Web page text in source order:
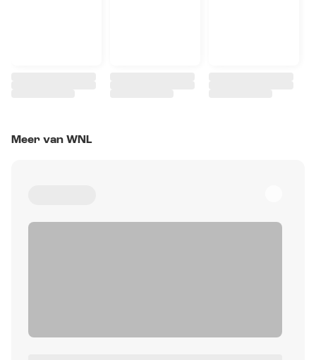
Meer van WNL